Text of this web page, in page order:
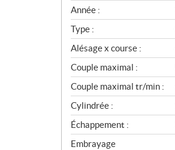
c
i
f
i
c
a
t
i
o
n
s
Année :
Type :
Alésage x course :
Couple maximal :
Couple maximal tr/min :
Cylindrée :
Échappement :
Embrayage